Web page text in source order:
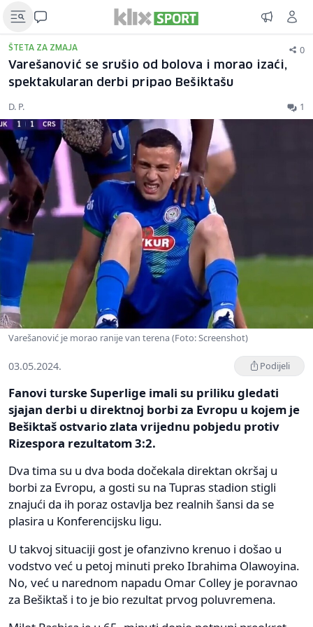
ŠTETA ZA ZMAJA 0
Varešanović se srušio od bolova i morao izaći,
spektakularan derbi pripao Bešiktašu
D. P. 1
Varešanović je morao ranije van terena (Foto: Screenshot)
03.05.2024. Podijeli
Fanovi turske Superlige imali su priliku gledati
sjajan derbi u direktnoj borbi za Evropu u kojem je
Bešiktaš ostvario zlata vrijednu pobjedu protiv
Rizespora rezultatom 3:2.
Dva tima su u dva boda dočekala direktan okršaj u
borbi za Evropu, a gosti su na Tupras stadion stigli
znajući da ih poraz ostavlja bez realnih šansi da se
plasira u Konferencijsku ligu.
U takvoj situaciji gost je ofanzivno krenuo i došao u
vodstvo već u petoj minuti preko Ibrahima Olawoyina.
No, već u narednom napadu Omar Colley je poravnao
za Bešiktaš i to je bio rezultat prvog poluvremena.